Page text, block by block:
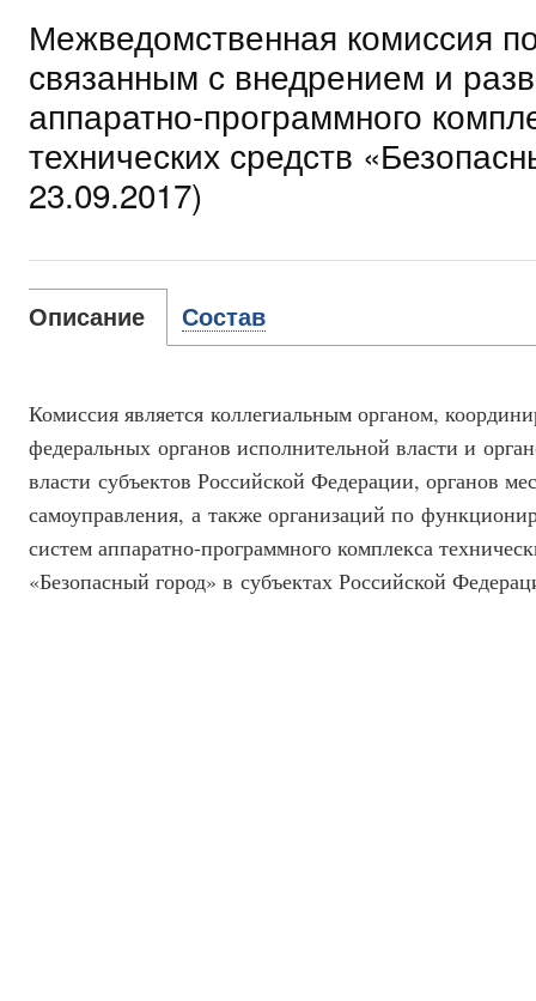
Межведомственная комиссия
связанным с внедрением и
аппаратно-программного
технических средств
23.09.2017)
Описание Состав
Комиссия является коллегиальным органом,
федеральных органов исполнительной власти и
власти субъектов Российской Федерации, органов
самоуправления, а также организаций по
систем аппаратно-программного комплекса
«Безопасный город» в субъектах Российской